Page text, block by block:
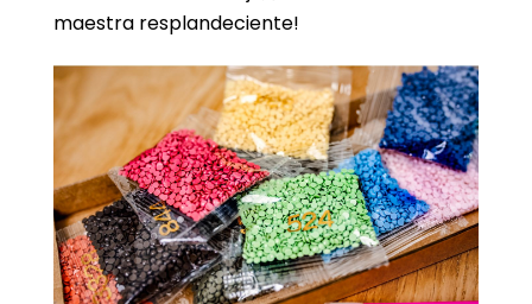
maestra resplandeciente!